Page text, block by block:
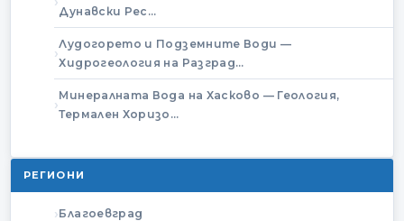
Дунавски Рес…
Лудогорето и Подземните Води —
Хидрогеология на Разград…
Минералната Вода на Хасково — Геология,
Термален Хоризо…
РЕГИОНИ
Благоевград